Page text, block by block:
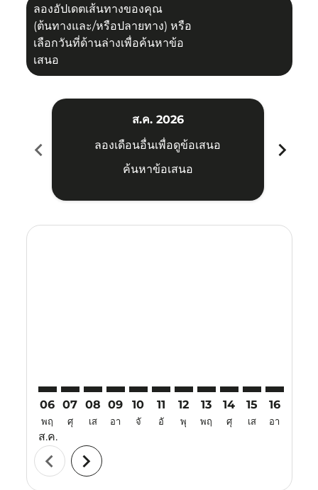
ลองอัปเดตเส้นทางของคุณ
(ต้นทางและ/หรือปลายทาง) หรือ
เลือกวันที่ด้านล่างเพื่อค้นหาข้อ
เสนอ
chevron_left
ส.ค. 2026
ลองเดือนอื่นเพื่อดูข้อเสนอ
ค้นหาข้อเสนอ
chevron_right
06
พฤ
ส.ค.
07
ศุ
08
เส
09
อา
10
จั
11
อั
12
พุ
13
พฤ
14
ศุ
15
เส
16
อา
chevron_left chevron_right